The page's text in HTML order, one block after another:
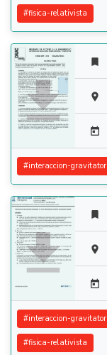
#fisica-relativista




#interaccion-




#interaccion-
#fisica-relativista